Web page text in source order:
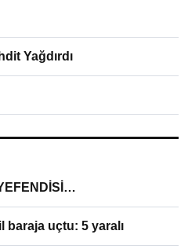
Yağdırdı
baraja uçtu: 5 yaralı